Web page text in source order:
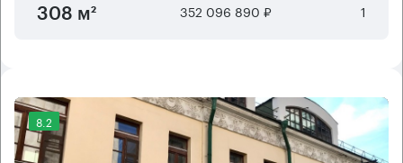
308 м² 352 096 890 ₽ 1
8.2